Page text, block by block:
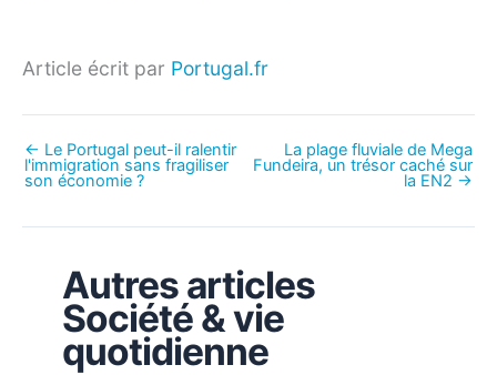
Article écrit par Portugal.fr
← Le Portugal peut-il ralentir
l'immigration sans fragiliser
son économie ?
La plage fluviale de Mega
Fundeira, un trésor caché sur
la EN2 →
Autres articles
Société & vie
quotidienne